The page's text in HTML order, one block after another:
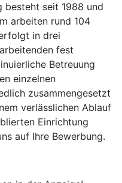
besteht seit 1988 und
arbeiten rund 104
in drei
fest
Betreuung
einzelnen
zusammengesetzt
verlässlichen Ablauf
Einrichtung
auf Ihre Bewerbung.